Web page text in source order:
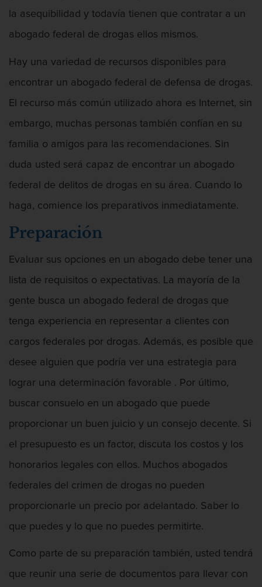
la asequibilidad y todavía tienen que contratar a un
abogado federal de drogas ellos mismos.
Hay una variedad de recursos disponibles para
encontrar un abogado federal de defensa de drogas.
El recurso más común utilizado ahora es Internet, sin
embargo, muchas personas también confían en su
familia o amigos para las recomendaciones. Sin
duda usted será capaz de encontrar un abogado
federal de delitos de drogas en su área. Cuando lo
haga, comience los preparativos inmediatamente.
Preparación
Evaluar sus opciones en un abogado debe tener una
lista de requisitos o expectativas. La mayoría de la
gente busca un abogado federal de drogas que
tenga experiencia en representar a clientes con
cargos federales por drogas. Además, es posible que
desee alguien que podría ver una estrategia para
lograr una determinación favorable . Por último,
buscar consuelo en un abogado que puede
proporcionar un buen juicio y un consejo decente. Si
el presupuesto es un factor, discuta los costos y los
honorarios legales con ellos. Muchos abogados
federales del crimen de drogas no pueden
proporcionarle un precio por adelantado. Saber lo
que puedes y lo que no puedes permitirte.
Como parte de su preparación también, usted tendrá
que reunir una serie de documentos para llevar con
Abogado De Defensa De Agresión
Abogado Federal De Delitos De Drogas
Dependientes